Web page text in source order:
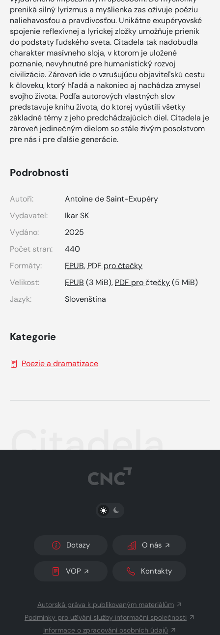
preniká silný lyrizmus a myšlienka zas oživuje poéziu
naliehavosťou a pravdivosťou. Unikátne exupéryovské
spojenie reflexívnej a lyrickej zložky umožňuje prienik
do podstaty ľudského sveta. Citadela tak nadobudla
charakter masívneho sloja, v ktorom je uložené
poznanie, nevyhnutné pre humanistický rozvoj
civilizácie. Zároveň ide o vzrušujúcu objaviteľskú cestu
k človeku, ktorý hľadá a nakoniec aj nachádza zmysel
svojho života. Podľa autorových vlastných slov
predstavuje knihu života, do ktorej vyústili všetky
základné témy z jeho predchádzajúcich diel. Citadela je
zároveň jedinečným dielom so stále živým posolstvom
pre nás i pre ďalšie generácie.
Podrobnosti
Autoři:
Antoine de Saint-Exupéry
Vydavatel:
Ikar SK
Vydáno:
2025
Počet stran:
440
Formáty:
EPUB,PDF pro čtečky
Velikost:
EPUB (3 MiB),PDF pro čtečky(5 MiB)
Jazyk:
Slovenština
Kategorie
Poezie a dramatizace
Citadela
PŘEPNOUT SVĚTLÝ/TMAVÝ REŽIM
Dotazy O nás
VOP Kontakty
Autorská práva k publikovaným materiálům
Podmínky pro užívání služby informační společnosti
Informace o zpracování osobních údajů